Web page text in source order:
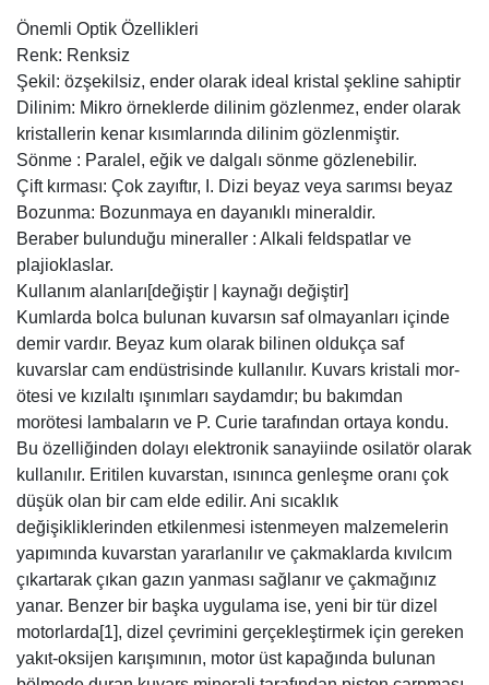
Önemli Optik Özellikleri
Renk: Renksiz
Şekil: özşekilsiz, ender olarak ideal kristal şekline sahiptir
Dilinim: Mikro örneklerde dilinim gözlenmez, ender olarak
kristallerin kenar kısımlarında dilinim gözlenmiştir.
Sönme : Paralel, eğik ve dalgalı sönme gözlenebilir.
Çift kırması: Çok zayıftır, I. Dizi beyaz veya sarımsı beyaz
Bozunma: Bozunmaya en dayanıklı mineraldir.
Beraber bulunduğu mineraller : Alkali feldspatlar ve
plajioklaslar.
Kullanım alanları[değiştir | kaynağı değiştir]
Kumlarda bolca bulunan kuvarsın saf olmayanları içinde
demir vardır. Beyaz kum olarak bilinen oldukça saf
kuvarslar cam endüstrisinde kullanılır. Kuvars kristali mor-
ötesi ve kızılaltı ışınımları saydamdır; bu bakımdan
morötesi lambaların ve P. Curie tarafından ortaya kondu.
Bu özelliğinden dolayı elektronik sanayiinde osilatör olarak
kullanılır. Eritilen kuvarstan, ısınınca genleşme oranı çok
düşük olan bir cam elde edilir. Ani sıcaklık
değişikliklerinden etkilenmesi istenmeyen malzemelerin
yapımında kuvarstan yararlanılır ve çakmaklarda kıvılcım
çıkartarak çıkan gazın yanması sağlanır ve çakmağınız
yanar. Benzer bir başka uygulama ise, yeni bir tür dizel
motorlarda[1], dizel çevrimini gerçekleştirmek için gereken
yakıt-oksijen karışımının, motor üst kapağında bulunan